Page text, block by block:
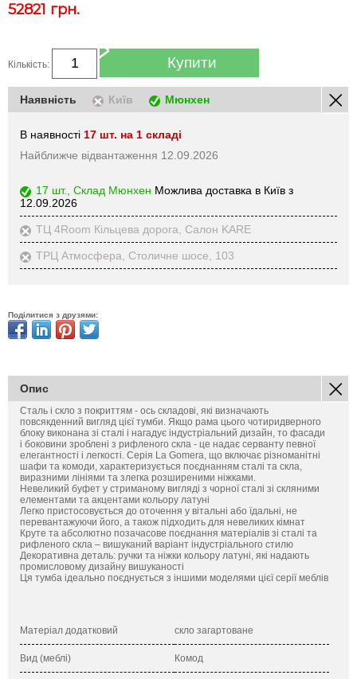
52821 грн.
Кількість: Купити
Наявність Київ Мюнхен
В наявності 17 шт. на 1 складі
Найближче відвантаження 12.09.2026
17 шт., Склад Мюнхен Можлива доставка в Київ з
12.09.2026
ТЦ 4Room Кільцева дорога, Салон KARE
ТРЦ Атмосфера, Столичне шосе, 103
Поділитися з друзями:
Опис
Сталь і скло з покриттям - ось складові, які визначають
повсякденний вигляд цієї тумби. Якщо рама цього чотиридверного
блоку виконана зі сталі і нагадує індустріальний дизайн, то фасади
і боковини зроблені з рифленого скла - це надає серванту певної
елегантності і легкості. Серія La Gomera, що включає різноманітні
шафи та комоди, характеризується поєднанням сталі та скла,
виразними лініями та злегка розширеними ніжками.
Невеликий буфет у стриманому вигляді з чорної сталі зі скляними
елементами та акцентами кольору латуні
Легко пристосовується до оточення у вітальні або їдальні, не
перевантажуючи його, а також підходить для невеликих кімнат
Круте та абсолютно позачасове поєднання матеріалів зі сталі та
рифленого скла – вишуканий варіант індустріального стилю
Декоративна деталь: ручки та ніжки кольору латуні, які надають
промисловому дизайну вишуканості
Ця тумба ідеально поєднується з іншими моделями цієї серії меблів
Матеріал додатковий скло загартоване
Вид (меблі) Комод